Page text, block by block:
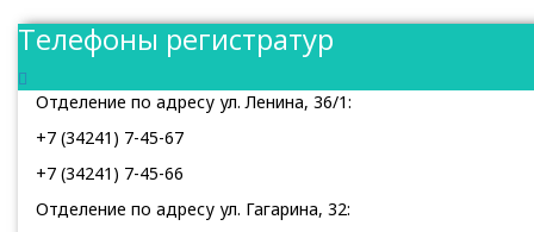
Телефоны регистратур
Отделение по адресу ул. Ленина, 36/1:
+7 (34241) 7-45-67
+7 (34241) 7-45-66
Отделение по адресу ул. Гагарина, 32: